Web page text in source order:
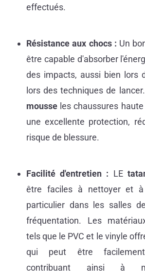
effectués.
Résistance aux chocs : Un
être capable d'absorber
des impacts, aussi bien lors
lors des techniques de
mousse les chaussures
une excellente protection,
risque de blessure.
Facilité d'entretien : LE
être faciles à nettoyer et à
particulier dans les salles
fréquentation. Les
tels que le PVC et le vinyle
qui peut être facilement
contribuant ainsi à